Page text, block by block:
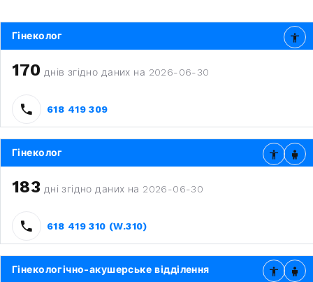
Гінеколог
170 днів згідно даних на 2026-06-30
618 419 309
Гінеколог
183 дні згідно даних на 2026-06-30
618 419 310 (W.310)
Гінекологічно-акушерське відділення